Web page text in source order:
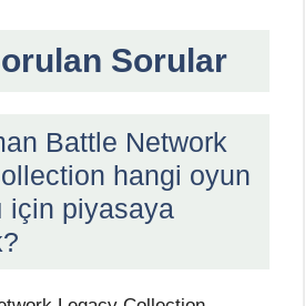
Sorular
Battle Network
hangi oyun
için piyasaya